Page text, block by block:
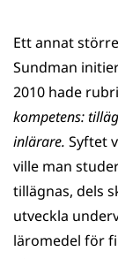
Ett annat
Sundman
2010 hade
kompetens:
inlärare. Syftet
ville man
tillägnas, dels
utveckla
läromedel för